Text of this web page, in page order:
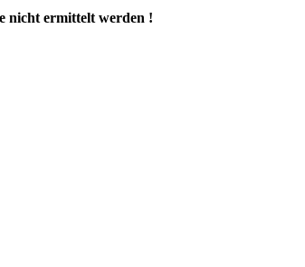
nicht ermittelt werden !